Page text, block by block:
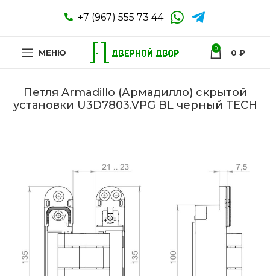
+7 (967) 555 73 44
МЕНЮ 0 0 ₽
Петля Armadillo (Армадилло) скрытой
установки U3D7803.VPG BL черный TECH